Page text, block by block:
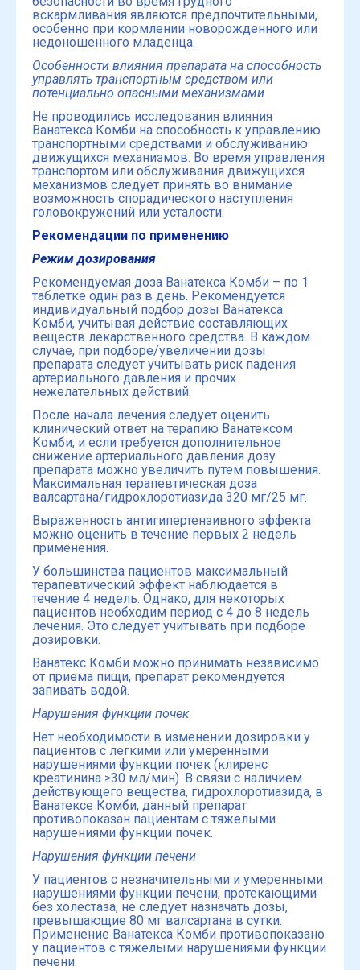
вскармливания являются предпочтительными,
особенно при кормлении новорожденного или
недоношенного младенца.
Особенности влияния препарата на способность
управлять транспортным средством или
потенциально опасными механизмами
Не проводились исследования влияния
Ванатекса Комби на способность к управлению
транспортными средствами и обслуживанию
движущихся механизмов. Во время управления
транспортом или обслуживания движущихся
механизмов следует принять во внимание
возможность спорадического наступления
головокружений или усталости.
Рекомендации по применению
Режим дозирования
Рекомендуемая доза Ванатекса Комби – по 1
таблетке один раз в день. Рекомендуется
индивидуальный подбор дозы Ванатекса
Комби, учитывая действие составляющих
веществ лекарственного средства. В каждом
случае, при подборе/увеличении дозы
препарата следует учитывать риск падения
артериального давления и прочих
нежелательных действий.
После начала лечения следует оценить
клинический ответ на терапию Ванатексом
Комби, и если требуется дополнительное
снижение артериального давления дозу
препарата можно увеличить путем повышения.
Максимальная терапевтическая доза
валсартана/гидрохлоротиазида 320 мг/25 мг.
Выраженность антигипертензивного эффекта
можно оценить в течение первых 2 недель
применения.
У большинства пациентов максимальный
терапевтический эффект наблюдается в
течение 4 недель. Однако, для некоторых
пациентов необходим период с 4 до 8 недель
лечения. Это следует учитывать при подборе
дозировки.
Ванатекс Комби можно принимать независимо
от приема пищи, препарат рекомендуется
запивать водой.
Нарушения функции почек
Нет необходимости в изменении дозировки у
пациентов с легкими или умеренными
нарушениями функции почек (клиренс
креатинина ≥30 мл/мин). В связи с наличием
действующего вещества, гидрохлоротиазида, в
Ванатексе Комби, данный препарат
противопоказан пациентам с тяжелыми
нарушениями функции почек.
Нарушения функции печени
У пациентов с незначительными и умеренными
нарушениями функции печени, протекающими
без холестаза, не следует назначать дозы,
превышающие 80 мг валсартана в сутки.
Применение Ванатекса Комби противопоказано
у пациентов с тяжелыми нарушениями функции
печени.